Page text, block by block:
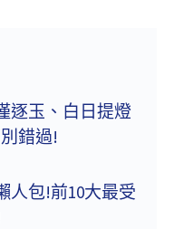
逐玉、白日提燈
錯過!
人包!前10大最受